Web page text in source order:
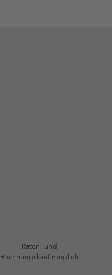
Raten- und
Rechnungskauf möglich